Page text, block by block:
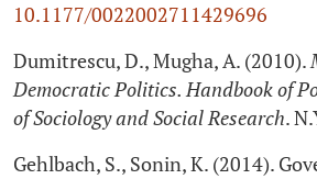
10.1177/0022002711429696
Dumitrescu, D., Mugha, А. (2010).
Democratic Politics. Handbook of
of Sociology and Social Research.
Gehlbach, S., Sonin, K. (2014).